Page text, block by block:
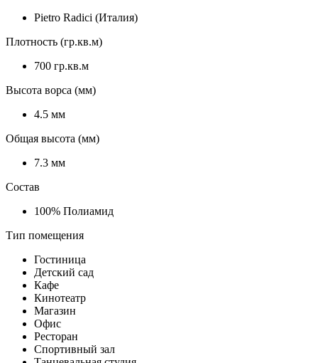
Pietro Radici (Италия)
Плотность (гр.кв.м)
700 гр.кв.м
Высота ворса (мм)
4.5 мм
Общая высота (мм)
7.3 мм
Состав
100% Полиамид
Тип помещения
Гостиница
Детский сад
Кафе
Кинотеатр
Магазин
Офис
Ресторан
Спортивный зал